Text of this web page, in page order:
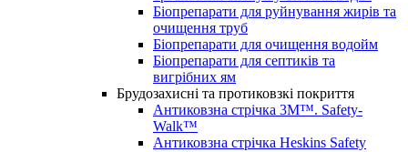
Біопрепарати для руйнування жирів та
очищення труб
Біопрепарати для очищення водойм
Біопрепарати для септиків та
вигрібних ям
Брудозахисні та протиковзкі покриття
Антиковзна стрічка 3M™. Safety-
Walk™
Антиковзна стрічка Heskins Safety